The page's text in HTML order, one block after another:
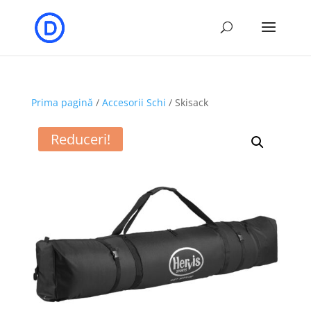
Prima pagină / Accesorii Schi / Skisack
Reduceri!